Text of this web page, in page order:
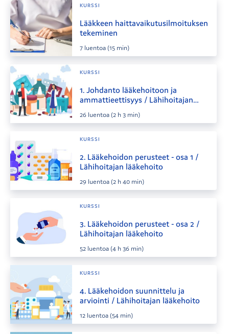
KURSSI
Lääkkeen haittavaikutusilmoituksen
tekeminen
7 luentoa(15 min)
KURSSI
1. Johdanto lääkehoitoon ja
ammattieettisyys / Lähihoitajan
26 luentoa(2 h 3 min)
KURSSI
2. Lääkehoidon perusteet - osa 1 /
Lähihoitajan lääkehoito
29 luentoa(2 h 40 min)
KURSSI
3. Lääkehoidon perusteet - osa 2 /
Lähihoitajan lääkehoito
52 luentoa(4 h 36 min)
KURSSI
4. Lääkehoidon suunnittelu ja
arviointi / Lähihoitajan lääkehoito
12 luentoa(54 min)